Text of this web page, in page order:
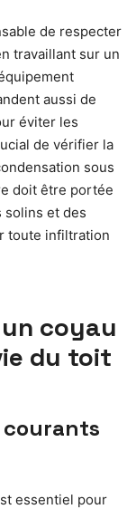
de respecter
travaillant sur un
aussi de
éviter les
de vérifier la
sous
doit être portée
solins et des
toute infiltration
coyau
du toit
essentiel pour